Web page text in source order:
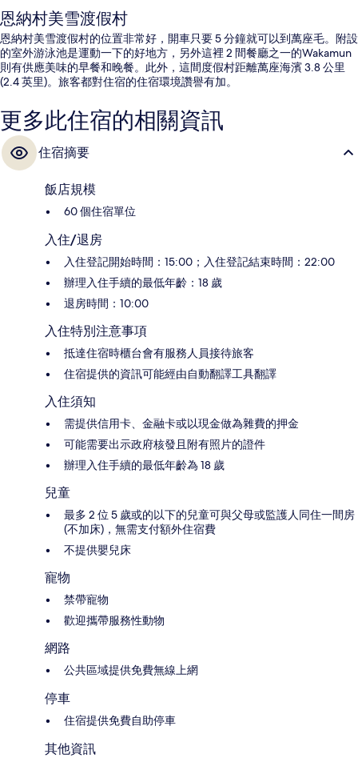
恩納村美雪渡假村
恩納村美雪渡假村的位置非常好，開車只要 5 分鐘就可以到萬座毛。附設
的室外游泳池是運動一下的好地方，另外這裡 2 間餐廳之一的Wakamun
則有供應美味的早餐和晚餐。此外，這間度假村距離萬座海濱 3.8 公里
(2.4 英里)。旅客都對住宿的住宿環境讚譽有加。
更多此住宿的相關資訊
住宿摘要
飯店規模
60 個住宿單位
入住/退房
入住登記開始時間：15:00；入住登記結束時間：22:00
辦理入住手續的最低年齡：18 歲
退房時間：10:00
入住特別注意事項
抵達住宿時櫃台會有服務人員接待旅客
住宿提供的資訊可能經由自動翻譯工具翻譯
入住須知
需提供信用卡、金融卡或以現金做為雜費的押金
可能需要出示政府核發且附有照片的證件
辦理入住手續的最低年齡為 18 歲
兒童
最多 2 位 5 歲或的以下的兒童可與父母或監護人同住一間房
(不加床)，無需支付額外住宿費
不提供嬰兒床
寵物
禁帶寵物
歡迎攜帶服務性動物
網路
公共區域提供免費無線上網
停車
住宿提供免費自助停車
其他資訊